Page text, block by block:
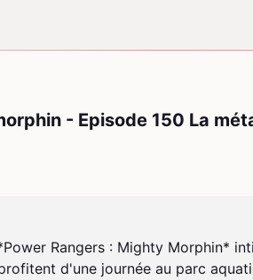
- Episode 150 La
Rangers : Mighty Morphin*
d'une journée au parc